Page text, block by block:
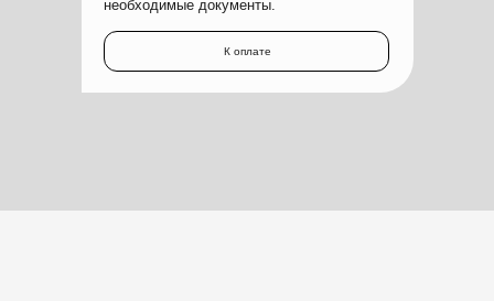
необходимые документы.
К оплате